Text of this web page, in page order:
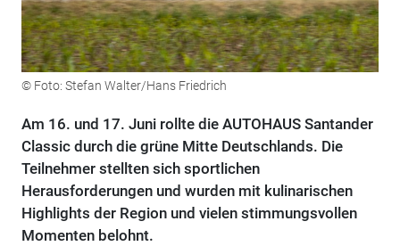
© Foto: Stefan Walter/Hans Friedrich
Am 16. und 17. Juni rollte die AUTOHAUS Santander
Classic durch die grüne Mitte Deutschlands. Die
Teilnehmer stellten sich sportlichen
Herausforderungen und wurden mit kulinarischen
Highlights der Region und vielen stimmungsvollen
Momenten belohnt.